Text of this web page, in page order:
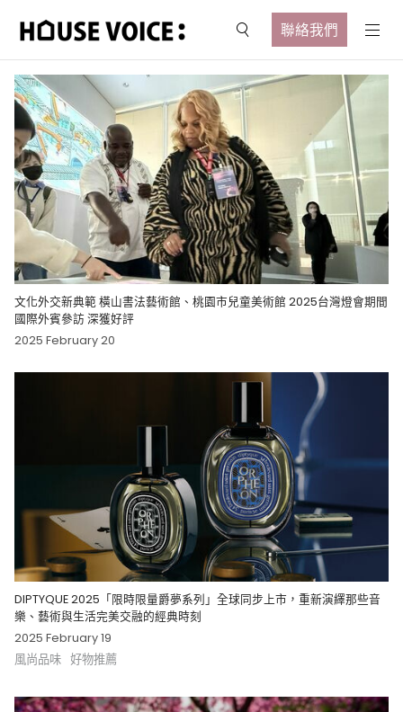
聯絡我們
文化外交新典範 橫山書法藝術館、桃園市兒童美術館 2025台灣燈會期間
國際外賓參訪 深獲好評
2025 February 20
DIPTYQUE 2025「限時限量爵夢系列」全球同步上市，重新演繹那些音
樂、藝術與生活完美交融的經典時刻
2025 February 19
風尚品味 好物推薦